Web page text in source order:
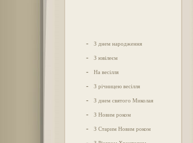
- З днем народження
- З ювілеєм
- На весілля
- З річницею весілля
- З днем святого Миколая
- З Новим роком
- З Старим Новим роком